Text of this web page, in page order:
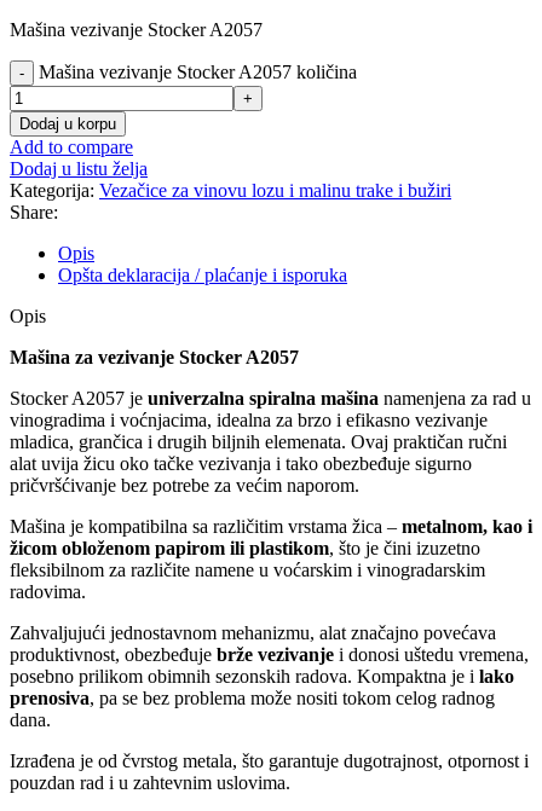
Mašina vezivanje Stocker A2057
Mašina vezivanje Stocker A2057 količina
Dodaj u korpu
Add to compare
Dodaj u listu želja
Kategorija: Vezačice za vinovu lozu i malinu trake i bužiri
Share:
Opis
Opšta deklaracija / plaćanje i isporuka
Opis
Mašina za vezivanje Stocker A2057
Stocker A2057 je univerzalna spiralna mašina namenjena za rad u
vinogradima i voćnjacima, idealna za brzo i efikasno vezivanje
mladica, grančica i drugih biljnih elemenata. Ovaj praktičan ručni
alat uvija žicu oko tačke vezivanja i tako obezbeđuje sigurno
pričvršćivanje bez potrebe za većim naporom.
Mašina je kompatibilna sa različitim vrstama žica – metalnom, kao i
žicom obloženom papirom ili plastikom, što je čini izuzetno
fleksibilnom za različite namene u voćarskim i vinogradarskim
radovima.
Zahvaljujući jednostavnom mehanizmu, alat značajno povećava
produktivnost, obezbeđuje brže vezivanje i donosi uštedu vremena,
posebno prilikom obimnih sezonskih radova. Kompaktna je i lako
prenosiva, pa se bez problema može nositi tokom celog radnog
dana.
Izrađena je od čvrstog metala, što garantuje dugotrajnost, otpornost i
pouzdan rad i u zahtevnim uslovima.